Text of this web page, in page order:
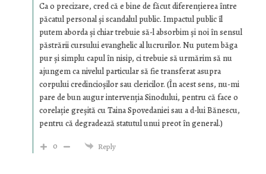
Ca o precizare, cred că e bine de făcut diferențierea între
păcatul personal și scandalul public. Impactul public îl
putem aborda și chiar trebuie să-l absorbim și noi în sensul
păstrării cursului evanghelic al lucrurilor. Nu putem băga
pur și simplu capul în nisip, ci trebuie să urmărim să nu
ajungem ca nivelul particular să fie transferat asupra
corpului credincioșilor sau clericilor. (În acest sens, nu-mi
pare de bun augur intervenția Sinodului, pentru că face o
corelație greșită cu Taina Spovedaniei sau a d-lui Bănescu,
pentru că degradează statutul unui preot în general.)
0
Reply